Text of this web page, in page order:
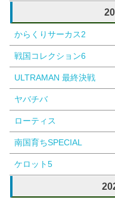
からくりサーカス2
戦国コレクション6
ULTRAMAN 最終決戦
ヤバチバ
ローティス
南国育ちSPECIAL
ケロット5